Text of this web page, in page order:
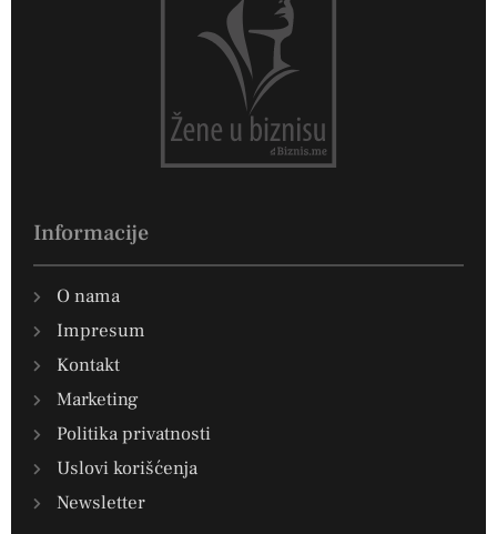
Informacije
O nama
Impresum
Kontakt
Marketing
Politika privatnosti
Uslovi korišćenja
Newsletter